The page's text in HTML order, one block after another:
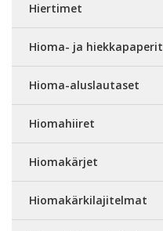
Hiertimet
Hioma- ja hiekkapaperit
Hioma-aluslautaset
Hiomahiiret
Hiomakärjet
Hiomakärkilajitelmat